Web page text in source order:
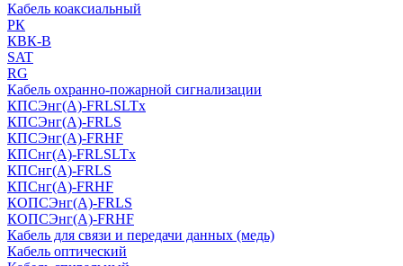
Кабель коаксиальный
РК
КВК-В
SAT
RG
Кабель охранно-пожарной сигнализации
КПСЭнг(А)-FRLSLTx
КПСЭнг(А)-FRLS
КПСЭнг(А)-FRHF
КПСнг(А)-FRLSLTx
КПСнг(А)-FRLS
КПСнг(А)-FRHF
КОПСЭнг(А)-FRLS
КОПСЭнг(А)-FRHF
Кабель для связи и передачи данных (медь)
Кабель оптический